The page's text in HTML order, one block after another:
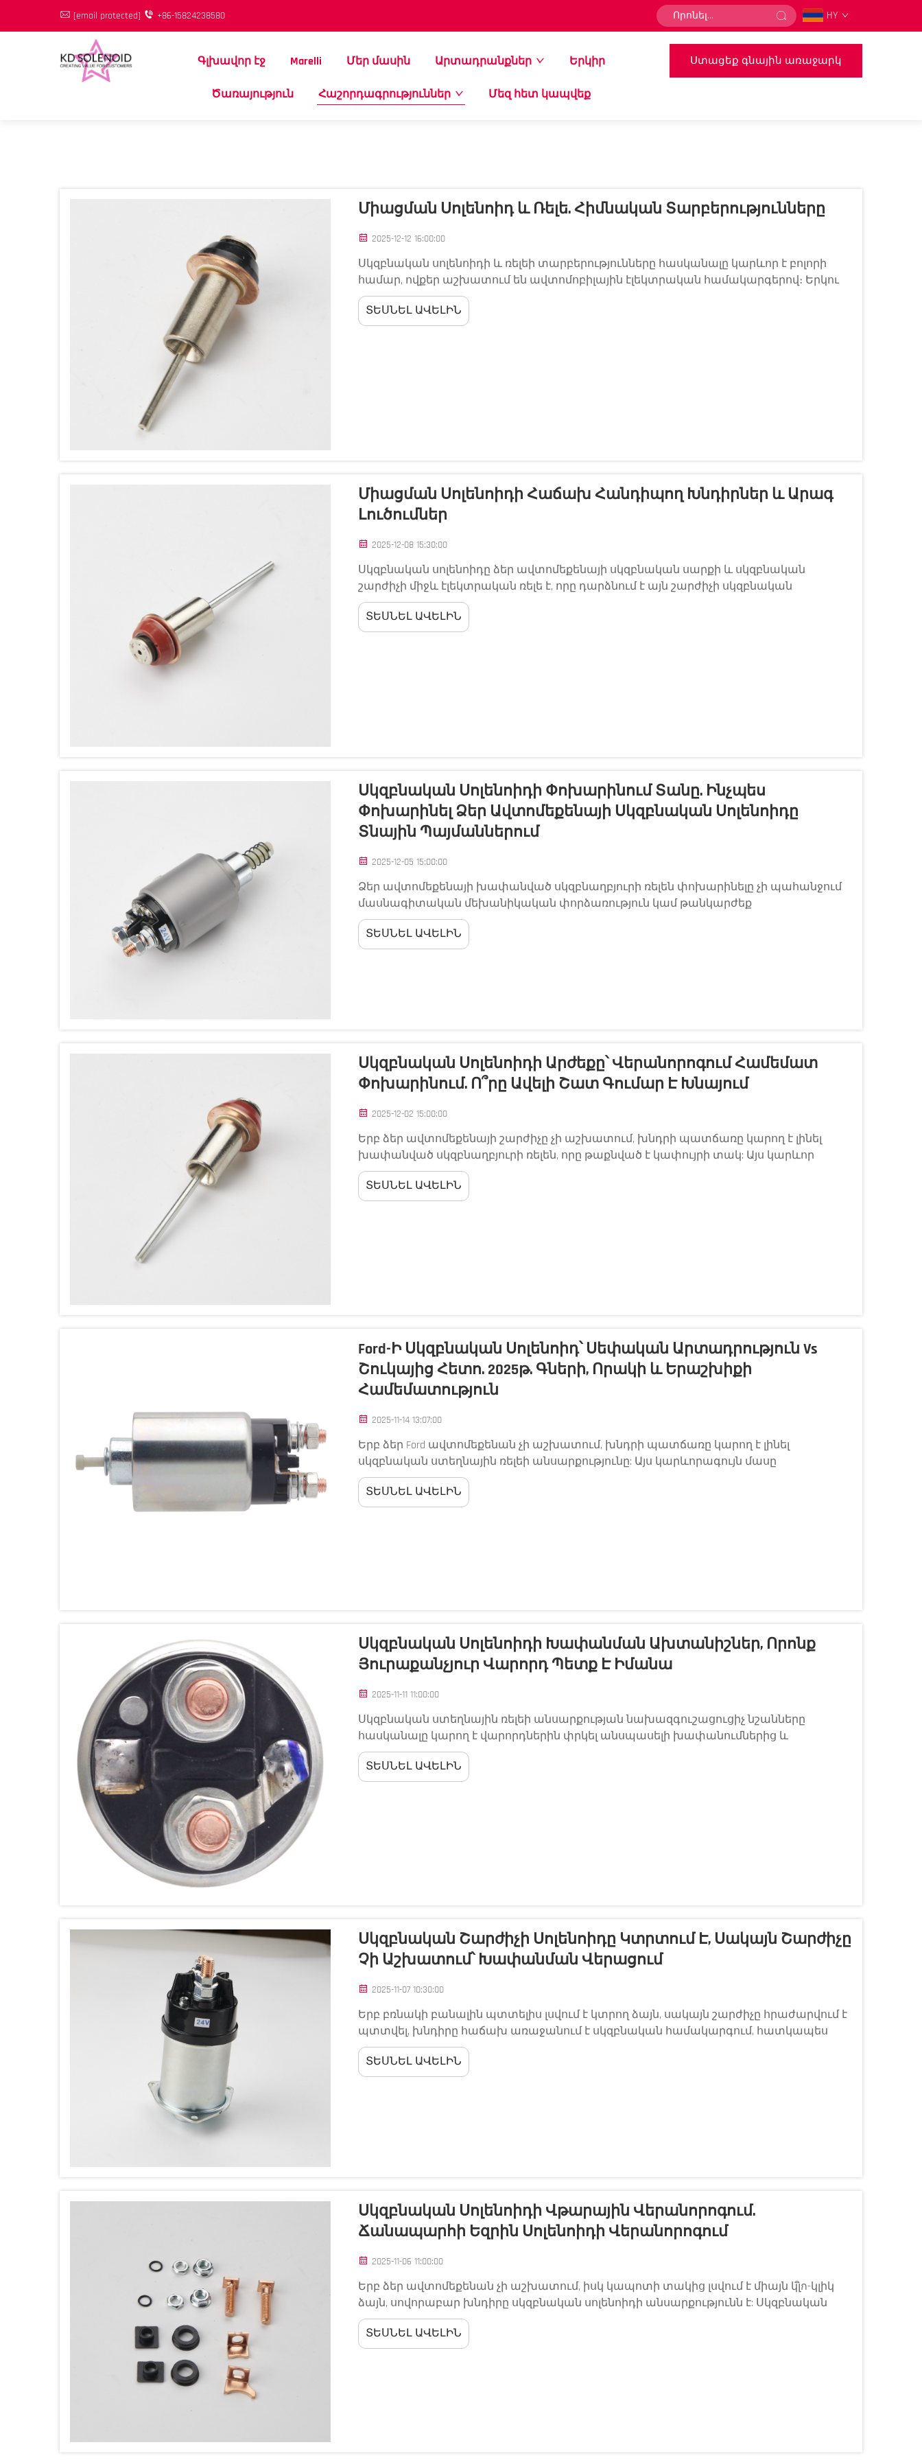
[email protected] +86-15824238580 HY
Գլխավոր էջ Marelli Մեր մասին Արտադրանքներ Երկիր
Ծառայություն Հաշորդագրություններ Մեզ հետ կապվեք
Ստացեք գնային առաջարկ
Միացման Սոլենոիդ ԵՒ Ռելե. Հիմնական Տարբերությունները
2025-12-12 16:00:00
Սկզբնական սոլենոիդի և ռելեի տարբերությունները հասկանալը կարևոր է բոլորի
համար, ովքեր աշխատում են ավտոմոբիլային էլեկտրական համակարգերով։ Երկու
բաղադրիչներն էլ կարևոր դեր են խաղում ավտոմեքենայի աշխատանքում, սակայն
տարբեր գործառույթներ են կատարում և աշխատում են տարբեր սկզբունքներով...
ՏԵՍՆԵԼ ԱՎԵԼԻՆ
Միացման Սոլենոիդի Հաճախ Հանդիպող Խնդիրներ ԵՒ Արագ
Լուծումներ
2025-12-08 15:30:00
Սկզբնական սոլենոիդը ձեր ավտոմեքենայի սկզբնական սարքի և սկզբնական
շարժիչի միջև էլեկտրական ռելե է, որը դարձնում է այն շարժիչի սկզբնական
համակարգի ամենակարևոր բաղադրիչներից մեկը։ Երբ այս փոքր, սակայն հզոր
սարքը ձախողվում է, ձեր ավտոմեքենան պարզապես...
ՏԵՍՆԵԼ ԱՎԵԼԻՆ
Սկզբնական Սոլենոիդի Փոխարինում Տանը. Ինչպես
Փոխարինել Ձեր Ավտոմեքենայի Սկզբնական Սոլենոիդը
Տնային Պայմաններում
2025-12-05 15:00:00
Ձեր ավտոմեքենայի խափանված սկզբնաղբյուրի ռելեն փոխարինելը չի պահանջում
մասնագիտական մեխանիկական փորձառություն կամ թանկարժեք
աշխատանքային ծախսեր: Այս կարևորագույն բաղադրիչը կարևոր դեր է խաղում ձեր
ավտոմեքենայի աշխատարկման համակարգում՝ հանդես գալով որպես էլեկտրական
կամուրջ ...
ՏԵՍՆԵԼ ԱՎԵԼԻՆ
Սկզբնական Սոլենոիդի Արժեքը՝ Վերանորոգում Համեմատ
Փոխարինում. Ո՞րը Ավելի Շատ Գումար Է Խնայում
2025-12-02 15:00:00
Երբ ձեր ավտոմեքենայի շարժիչը չի աշխատում, խնդրի պատճառը կարող է լինել
խափանված սկզբնաղբյուրի ռելեն, որը թաքնված է կափույրի տակ: Այս կարևոր
բաղադրիչը հանդես է գալիս որպես էլեկտրական կամուրջ իգնիցիոն անջատիչի և
սկզբնաղբյուրի շարժիչի միջև՝ որոշում կայացնելու ...
ՏԵՍՆԵԼ ԱՎԵԼԻՆ
Ford-Ի Սկզբնական Սոլենոիդ՝ Սեփական Արտադրություն Vs
Շուկայից Հետո. 2025թ. Գների, Որակի ԵՒ Երաշխիքի
Համեմատություն
2025-11-14 13:07:00
Երբ ձեր Ford ավտոմեքենան չի աշխատում, խնդրի պատճառը կարող է լինել
սկզբնական ստեղնային ռելեի անսարքությունը: Այս կարևորագույն մասը
հանդիսանում է էլեկտրական կամուրջ՝ միացնելով բռնակի անջատիչը և սկզբնական
շարժիչի մոտորը, որտեղ կարևոր է ընտրել OEM-ն և ավտոմատ շուկայի
տարբերակներից մեկը...
ՏԵՍՆԵԼ ԱՎԵԼԻՆ
Սկզբնական Սոլենոիդի Խափանման Ախտանիշներ, Որոնք
Յուրաքանչյուր Վարորդ Պետք Է Իմանա
2025-11-11 11:00:00
Սկզբնական ստեղնային ռելեի անսարքության նախազգուշացուցիչ նշանները
հասկանալը կարող է վարորդներին փրկել անսպասելի խափանումներից և
թանկարժեք վերանորոգումներից: Սկզբնական ստեղնային ռելեն կարևոր
էլեկտրական մաս է, որը կապ է ստեղծում բռնակի համակարգի և սկզբնական
շարժիչի միջև...
ՏԵՍՆԵԼ ԱՎԵԼԻՆ
Սկզբնական Շարժիչի Սոլենոիդը Կտրտում Է, Սակայն Շարժիչը
Չի Աշխատում՝ Խափանման Վերացում
2025-11-07 10:30:00
Երբ բռնակի բանալին պտտելիս լսվում է կտրող ձայն, սակայն շարժիչը հրաժարվում է
պտտվել, խնդիրը հաճախ առաջանում է սկզբնական համակարգում, հատկապես
սկզբնական շարժիչի ստեղնային ռելեի մոտ: Այս տարածված ավտոմեքենայի խնդիրը
կարող է մեքենան անշարժ դարձնել և ստիպել...
ՏԵՍՆԵԼ ԱՎԵԼԻՆ
Սկզբնական Սոլենոիդի Վթարային Վերանորոգում.
Ճանապարհի Եզրին Սոլենոիդի Վերանորոգում
2025-11-06 11:00:00
Երբ ձեր ավտոմեքենան չի աշխատում, իսկ կապոտի տակից լսվում է միայն կլิก-կլիկ
ձայն, սովորաբար խնդիրը սկզբնական սոլենոիդի անսարքությունն է: Սկզբնական
սոլենոիդի մոտորի մասերի վերանորոգման մասին գիտելիքը կարող է ձեզ փրկել
ճանապարհին մնալուց...
ՏԵՍՆԵԼ ԱՎԵԼԻՆ